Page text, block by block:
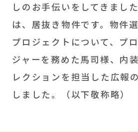
しのお手伝いをしてきまし
は、居抜き物件です。物件
プロジェクトについて、プ
ジャーを務めた馬司様、内
レクションを担当した広報
しました。（以下敬称略）